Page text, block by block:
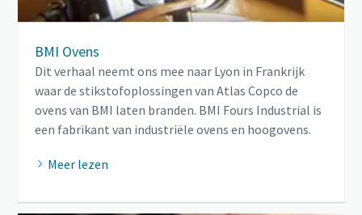
BMI Ovens
Dit verhaal neemt ons mee naar Lyon in Frankrijk
waar de stikstofoplossingen van Atlas Copco de
ovens van BMI laten branden. BMI Fours Industrial is
een fabrikant van industriële ovens en hoogovens.
Meer lezen